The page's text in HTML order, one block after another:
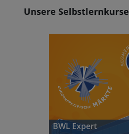
Unsere Selbstlernkurse
BWL Expert